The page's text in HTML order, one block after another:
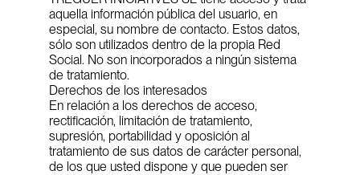
aquella información pública del usuario, en
especial, su nombre de contacto. Estos datos,
sólo son utilizados dentro de la propia Red
Social. No son incorporados a ningún sistema
de tratamiento.
Derechos de los interesados
En relación a los derechos de acceso,
rectificación, limitación de tratamiento,
supresión, portabilidad y oposición al
tratamiento de sus datos de carácter personal,
de los que usted dispone y que pueden ser